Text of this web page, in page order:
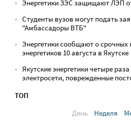
Энергетики ЗЭС защищают ЛЭП
Студенты вузов могут подать
"Амбассадоры ВТБ"
Энергетики сообщают о срочных
энергетиков 10 августа в Якутске
Якутские энергетики четыре
электросети, поврежденные
ТОП
День
Неделя